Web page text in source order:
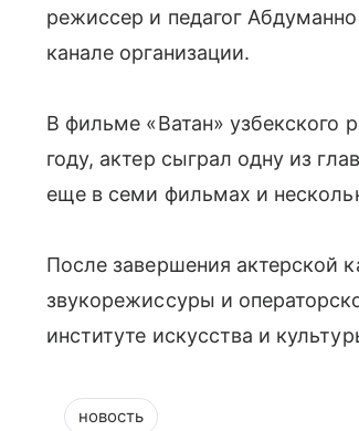
режиссер и педагог
канале организации.
В фильме «Ватан»
году, актер сыграл одну из
еще в семи фильмах и
После завершения актерской
звукорежиссуры и
институте искусства и
новость